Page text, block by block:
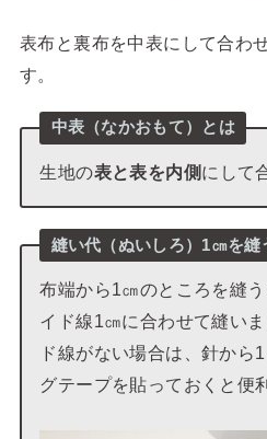
表布と裏布を中表にして合わ
す。
中表（なかおもて）とは
生地の表と表を内側 にして
縫い代（ぬいしろ）1㎝を縫
布端から1㎝のところを縫
イド線1㎝に合わせて縫い
ド線がない場合は、針から
グテープを貼っておくと便